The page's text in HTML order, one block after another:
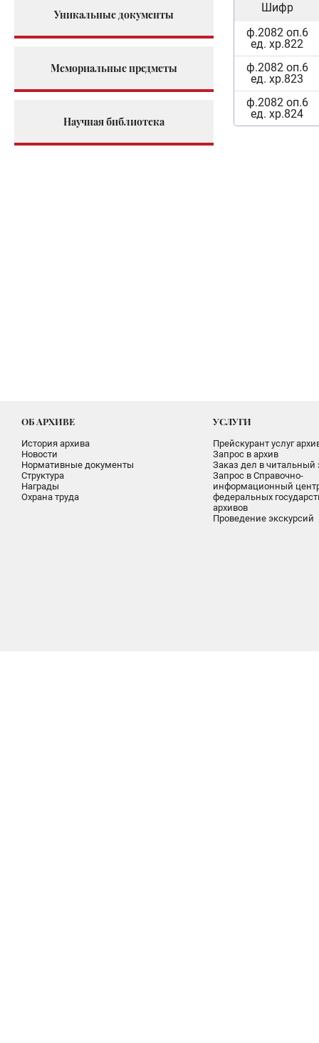
Уникальные документы
Мемориальные предметы
Научная библиотека
Шифр
ф.2082 оп.6
ед. хр.822
ф.2082 оп.6
ед. хр.823
ф.2082 оп.6
ед. хр.824
ОБ АРХИВЕ
История архива
Новости
Нормативные документы
Структура
Награды
Охрана труда
УСЛУГИ
Прейскурант услуг
Запрос в архив
Заказ дел в читальный
Запрос в Справочно-
информационный
федеральных
архивов
Проведение экскурсий